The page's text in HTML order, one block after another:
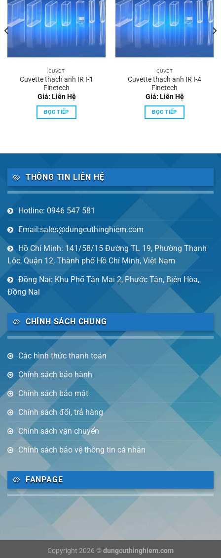
CUVET
Cuvette thạch anh IR I-1
Finetech
Giá: Liên Hệ
ĐỌC TIẾP
CUVET
Cuvette thạch anh IR I-4
Finetech
Giá: Liên Hệ
ĐỌC TIẾP
THÔNG TIN LIÊN HỆ
Hotline: 0946 547 581
Email:sales@dungcuthinghiem.com
Hồ Chí Minh: 141/58/15 Đường TL 19, Phường Thạnh
Lộc, Quận 12, Thành phố Hồ Chí Minh, Việt Nam
Đồng Nai: Khu Phố Tân Mai 2, Phước Tân, Biên Hòa,
Đồng Nai
CHÍNH SÁCH CHUNG
Các hình thức thanh toán
Chính sách bảo hành
Chính sách bảo mật
Chính sách đổi, trả hàng
Chính sách vận chuyển
Chính sách bảo vệ thông tin cá nhân
FANPAGE
Copyright 2026 © dungcuthinghiem.com